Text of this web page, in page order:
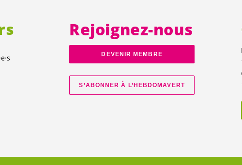
Rejoignez-nous
DEVENIR MEMBRE
S’ABONNER À L’HEBDOMAVERT